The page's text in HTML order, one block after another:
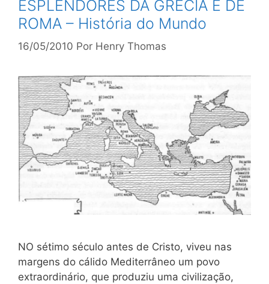
ESPLENDORES DA GRÉCIA E DE
ROMA – História do Mundo
16/05/2010 Por Henry Thomas
NO sétimo século antes de Cristo, viveu nas
margens do cálido Mediterrâneo um povo
extraordinário, que produziu uma civilização,